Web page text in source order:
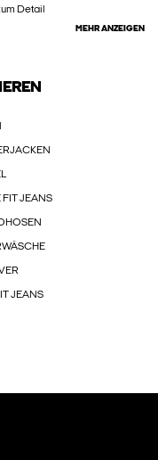
Detail
MEHR ANZEIGEN
FIT JEANS
JEANS